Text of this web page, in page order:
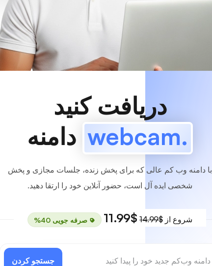
موجوده!
دریافت کنید
.webcam
دامنه
با دامنه وب کم عالی که برای پخش زنده، جلسات مجازی و پخش
شخصی ایده آل است، حضور آنلاین خود را ارتقا دهید.
شروع از $14.99
$11.99 صرفه جویی 40%
جستجو کردن